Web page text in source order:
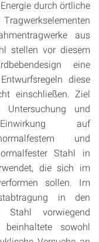
durch örtliche
aus
stellen vor diesem
eine
diese
einschließen. Ziel
und
auf
und
Stahl in
die sich im
sollen. Im
in den
Stahl vorwiegend
beinhaltete sowohl